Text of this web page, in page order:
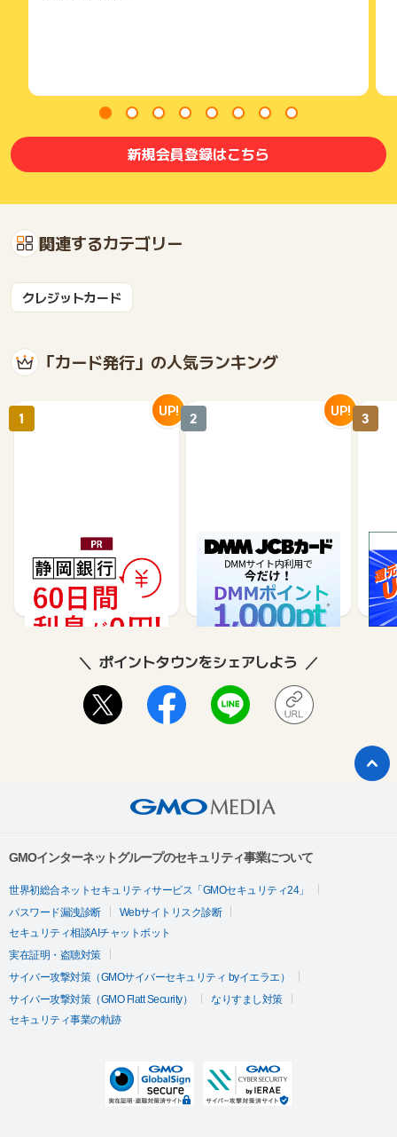
新規会員登録はこちら
関連するカテゴリー
クレジットカード
「カード発行」の人気ランキング
静岡銀行カードローンSE
LECA（セレカ）
26,250 35,000
1 UP!
DMM JCBカード（発
3,000 5,500
2 UP!
※合
※【
シ
3
ポイントタウンをシェアしよう
GMOインターネットグループのセキュリティ事業について
世界初総合ネットセキュリティサービス「GMOセキュリティ24」
パスワード漏洩診断
Webサイトリスク診断
セキュリティ相談AIチャットボット
実在証明・盗聴対策
サイバー攻撃対策（GMOサイバーセキュリティ byイエラエ）
サイバー攻撃対策（GMO Flatt Security）
なりすまし対策
セキュリティ事業の軌跡